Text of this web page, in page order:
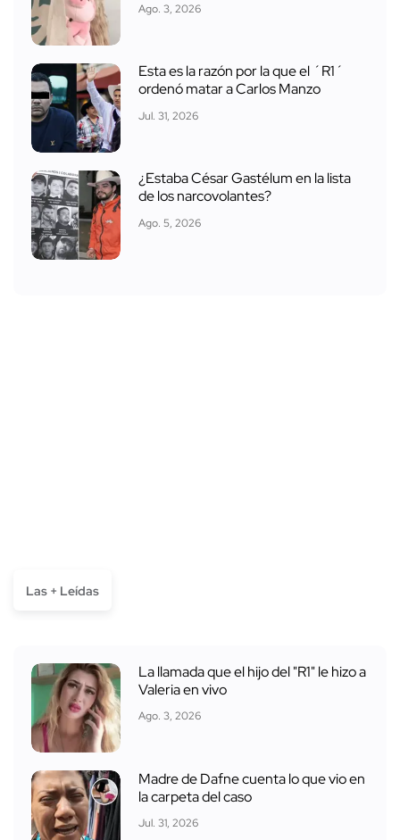
Ago. 3, 2026
Esta es la razón por la que el ´R1´
ordenó matar a Carlos Manzo
Jul. 31, 2026
¿Estaba César Gastélum en la lista
de los narcovolantes?
Ago. 5, 2026
Las + Leídas
La llamada que el hijo del "R1" le hizo a
Valeria en vivo
Ago. 3, 2026
Madre de Dafne cuenta lo que vio en
la carpeta del caso
Jul. 31, 2026